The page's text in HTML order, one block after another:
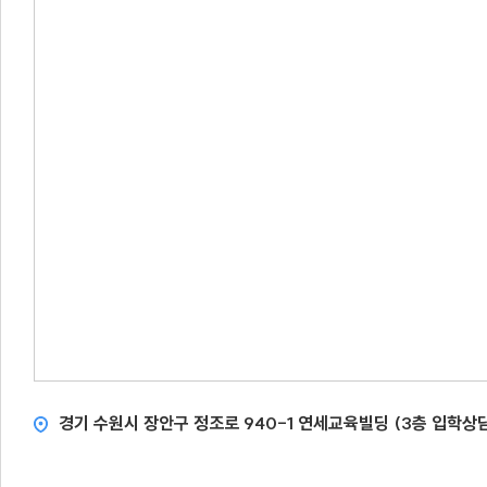
경기 수원시 장안구 정조로 940-1 연세교육빌딩 (3층 입학상